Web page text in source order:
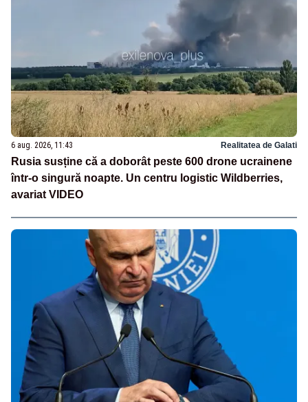
6 aug. 2026, 11:43 Realitatea de Galati
Rusia susține că a doborât peste 600 drone ucrainene
într-o singură noapte. Un centru logistic Wildberries,
avariat VIDEO